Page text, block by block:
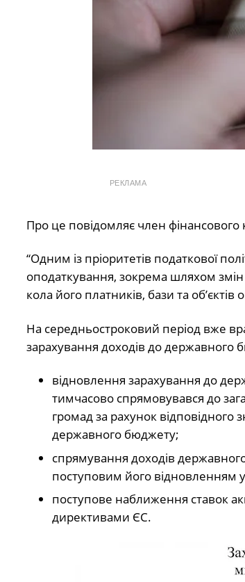
РЕКЛАМА
Про це повідомляє член
“Одним із пріоритетів податкової
оподаткування, зокрема шляхом
кола його платників, бази та
На середньостроковий період вже
зарахування доходів до державного
відновлення зарахування до
тимчасово спрямовувався до
громад за рахунок
державного бюджету;
спрямування доходів
поступовим його відновленням у
поступове наближення ставок
директивами ЄС.